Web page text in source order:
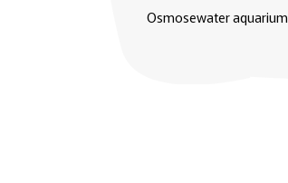
Osmosewater aquarium